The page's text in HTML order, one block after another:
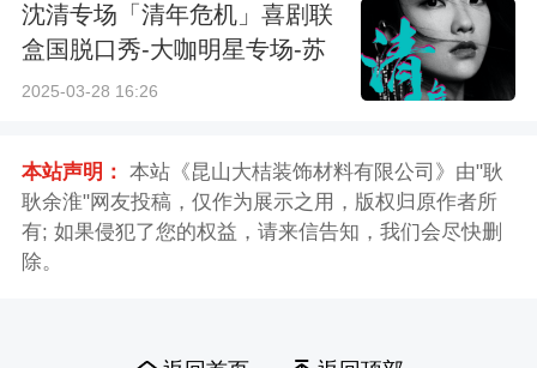
沈清专场「清年危机」喜剧联
盒国脱口秀-大咖明星专场-苏
州站
2025-03-28 16:26
本站声明： 本站《昆山大桔装饰材料有限公司》由"耿
耿余淮"网友投稿，仅作为展示之用，版权归原作者所
有; 如果侵犯了您的权益，请来信告知，我们会尽快删
除。